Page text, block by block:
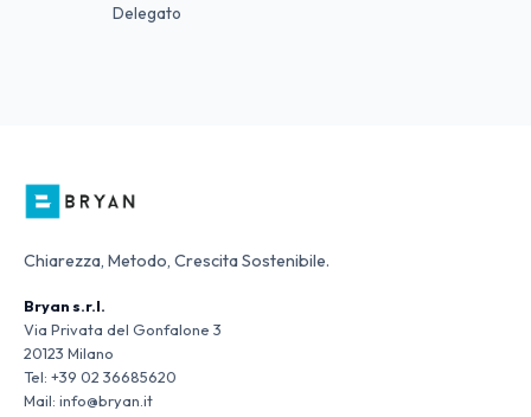
Delegato
Chiarezza, Metodo, Crescita Sostenibile.
Bryan s.r.l.
Via Privata del Gonfalone 3
20123 Milano
Tel: +39 02 36685620
Mail: info@bryan.it